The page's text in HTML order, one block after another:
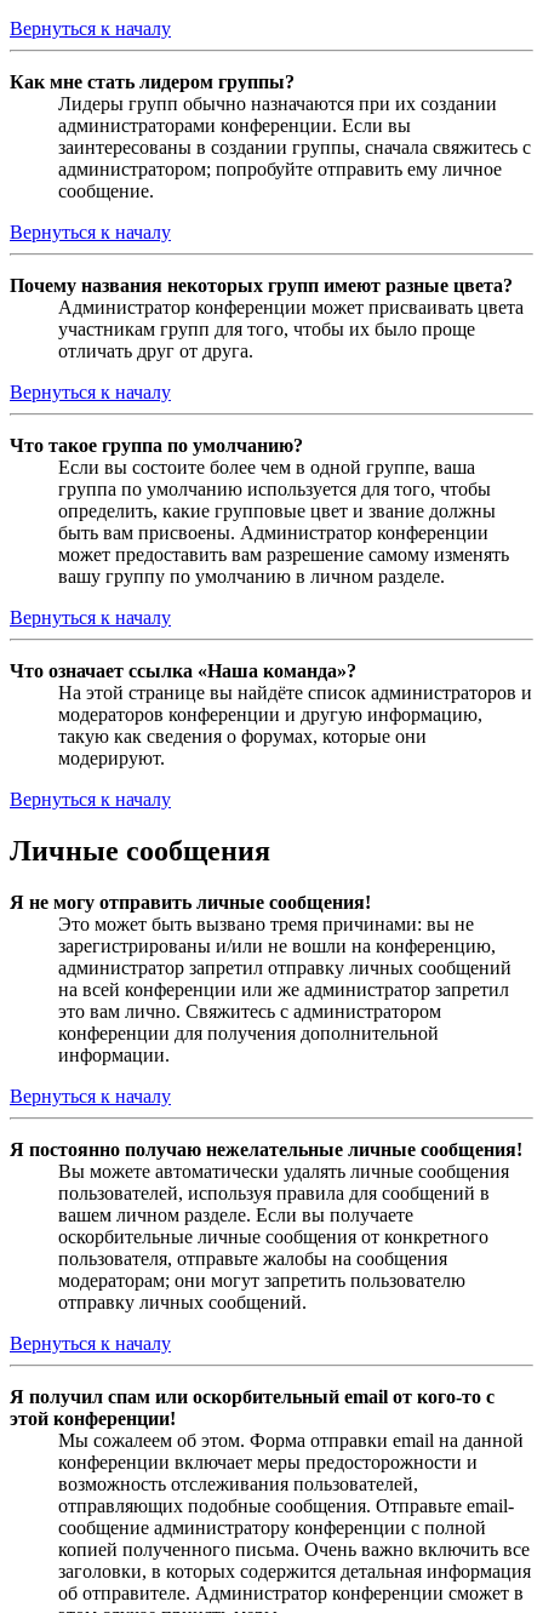
Вернуться к началу
Как мне стать лидером группы?
Лидеры групп обычно назначаются при их создании
администраторами конференции. Если вы
заинтересованы в создании группы, сначала свяжитесь с
администратором; попробуйте отправить ему личное
сообщение.
Вернуться к началу
Почему названия некоторых групп имеют разные цвета?
Администратор конференции может присваивать цвета
участникам групп для того, чтобы их было проще
отличать друг от друга.
Вернуться к началу
Что такое группа по умолчанию?
Если вы состоите более чем в одной группе, ваша
группа по умолчанию используется для того, чтобы
определить, какие групповые цвет и звание должны
быть вам присвоены. Администратор конференции
может предоставить вам разрешение самому изменять
вашу группу по умолчанию в личном разделе.
Вернуться к началу
Что означает ссылка «Наша команда»?
На этой странице вы найдёте список администраторов и
модераторов конференции и другую информацию,
такую как сведения о форумах, которые они
модерируют.
Вернуться к началу
Личные сообщения
Я не могу отправить личные сообщения!
Это может быть вызвано тремя причинами: вы не
зарегистрированы и/или не вошли на конференцию,
администратор запретил отправку личных сообщений
на всей конференции или же администратор запретил
это вам лично. Свяжитесь с администратором
конференции для получения дополнительной
информации.
Вернуться к началу
Я постоянно получаю нежелательные личные сообщения!
Вы можете автоматически удалять личные сообщения
пользователей, используя правила для сообщений в
вашем личном разделе. Если вы получаете
оскорбительные личные сообщения от конкретного
пользователя, отправьте жалобы на сообщения
модераторам; они могут запретить пользователю
отправку личных сообщений.
Вернуться к началу
Я получил спам или оскорбительный email от кого-то с
этой конференции!
Мы сожалеем об этом. Форма отправки email на данной
конференции включает меры предосторожности и
возможность отслеживания пользователей,
отправляющих подобные сообщения. Отправьте email-
сообщение администратору конференции с полной
копией полученного письма. Очень важно включить все
заголовки, в которых содержится детальная информация
об отправителе. Администратор конференции сможет в